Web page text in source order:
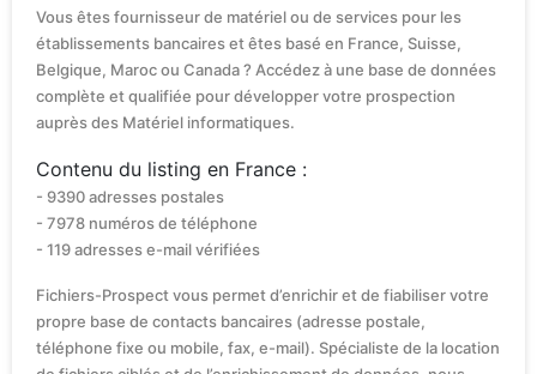
Vous êtes fournisseur de matériel ou de services pour les
établissements bancaires et êtes basé en France, Suisse,
Belgique, Maroc ou Canada ? Accédez à une base de données
complète et qualifiée pour développer votre prospection
auprès des Matériel informatiques.
Contenu du listing en France :
- 9390 adresses postales
- 7978 numéros de téléphone
- 119 adresses e-mail vérifiées
Fichiers-Prospect vous permet d’enrichir et de fiabiliser votre
propre base de contacts bancaires (adresse postale,
téléphone fixe ou mobile, fax, e-mail). Spécialiste de la location